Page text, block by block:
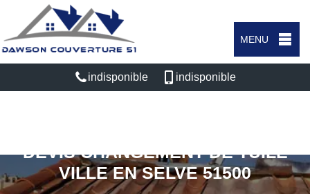
MENU
indisponible indisponible
DEVIS CHANGEMENT DE TUILE
VILLE EN SELVE 51500